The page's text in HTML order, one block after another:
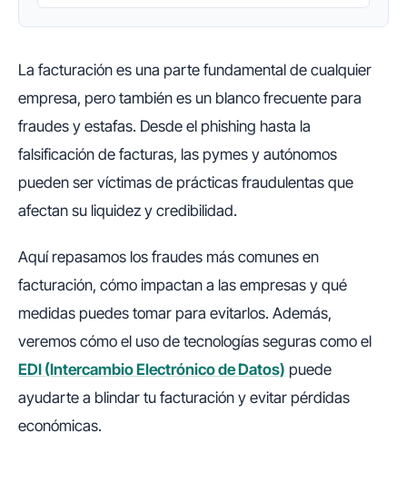
La facturación es una parte fundamental de cualquier
empresa, pero también es un blanco frecuente para
fraudes y estafas. Desde el phishing hasta la
falsificación de facturas, las pymes y autónomos
pueden ser víctimas de prácticas fraudulentas que
afectan su liquidez y credibilidad.
Aquí repasamos los fraudes más comunes en
facturación, cómo impactan a las empresas y qué
medidas puedes tomar para evitarlos. Además,
veremos cómo el uso de tecnologías seguras como el
EDI (Intercambio Electrónico de Datos) puede
ayudarte a blindar tu facturación y evitar pérdidas
económicas.